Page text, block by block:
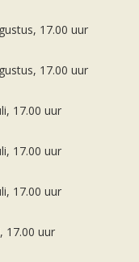
17.00 uur
17.00 uur
17.00 uur
17.00 uur
17.00 uur
17.00 uur